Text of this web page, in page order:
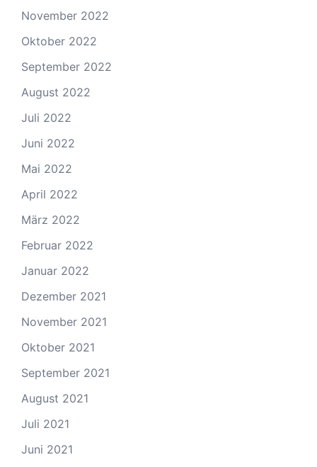
November 2022
Oktober 2022
September 2022
August 2022
Juli 2022
Juni 2022
Mai 2022
April 2022
März 2022
Februar 2022
Januar 2022
Dezember 2021
November 2021
Oktober 2021
September 2021
August 2021
Juli 2021
Juni 2021